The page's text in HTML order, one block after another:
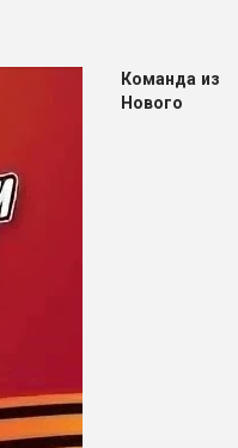
Команда из
Нового